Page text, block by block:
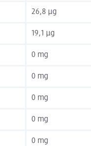
26,8 µg
19,1 µg
0 mg
0 mg
0 mg
0 mg
0 mg